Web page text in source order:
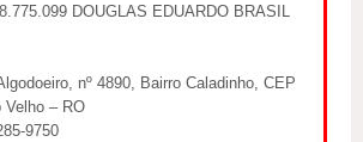
DOUGLAS EDUARDO BRASIL
nº 4890, Bairro Caladinho, CEP
Velho – RO
9750